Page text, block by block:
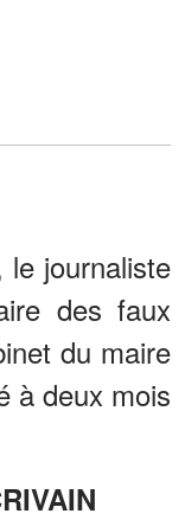
le journaliste
des faux
du maire
à deux mois